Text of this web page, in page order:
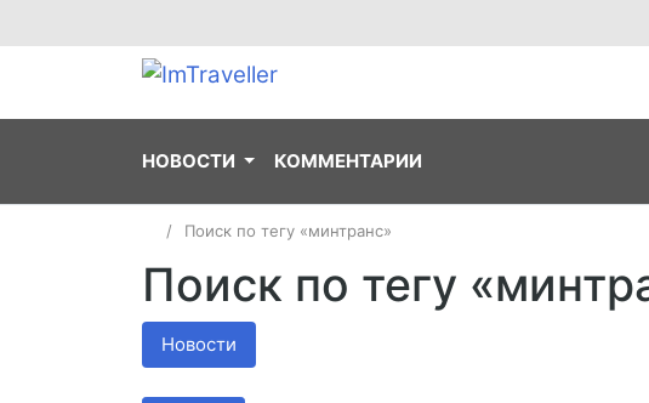
НОВОСТИ КОММЕНТАРИИ
Поиск по тегу «минтранс»
Поиск по тегу
Новости